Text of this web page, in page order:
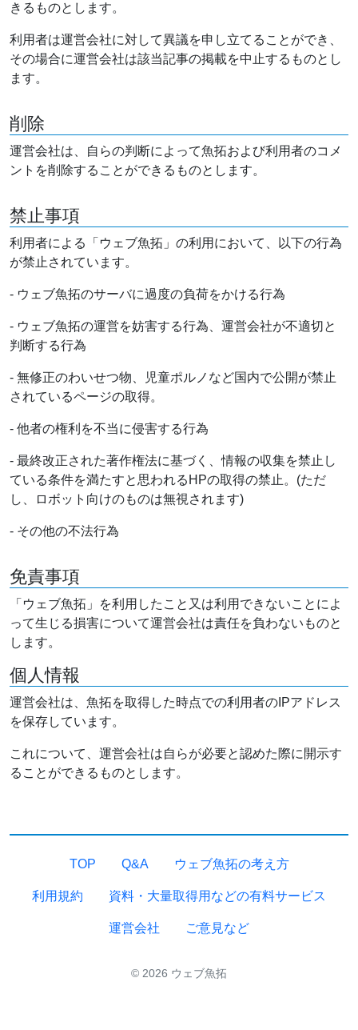
きるものとします。
利用者は運営会社に対して異議を申し立てることができ、
その場合に運営会社は該当記事の掲載を中止するものとし
ます。
削除
運営会社は、自らの判断によって魚拓および利用者のコメ
ントを削除することができるものとします。
禁止事項
利用者による「ウェブ魚拓」の利用において、以下の行為
が禁止されています。
- ウェブ魚拓のサーバに過度の負荷をかける行為
- ウェブ魚拓の運営を妨害する行為、運営会社が不適切と
判断する行為
- 無修正のわいせつ物、児童ポルノなど国内で公開が禁止
されているページの取得。
- 他者の権利を不当に侵害する行為
- 最終改正された著作権法に基づく、情報の収集を禁止し
ている条件を満たすと思われるHPの取得の禁止。(ただ
し、ロボット向けのものは無視されます)
- その他の不法行為
免責事項
「ウェブ魚拓」を利用したこと又は利用できないことによ
って生じる損害について運営会社は責任を負わないものと
します。
個人情報
運営会社は、魚拓を取得した時点での利用者のIPアドレス
を保存しています。
これについて、運営会社は自らが必要と認めた際に開示す
ることができるものとします。
TOP Q&A ウェブ魚拓の考え方
利用規約 資料・大量取得用などの有料サービス
運営会社 ご意見など
© 2026 ウェブ魚拓